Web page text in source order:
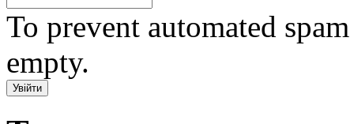
To prevent automated
empty.